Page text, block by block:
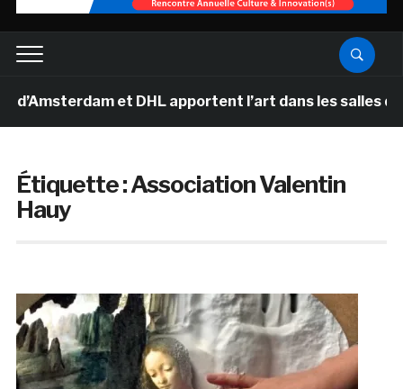
et DHL apportent l’art dans les salles de
Étiquette :Association Valentin
Hauy